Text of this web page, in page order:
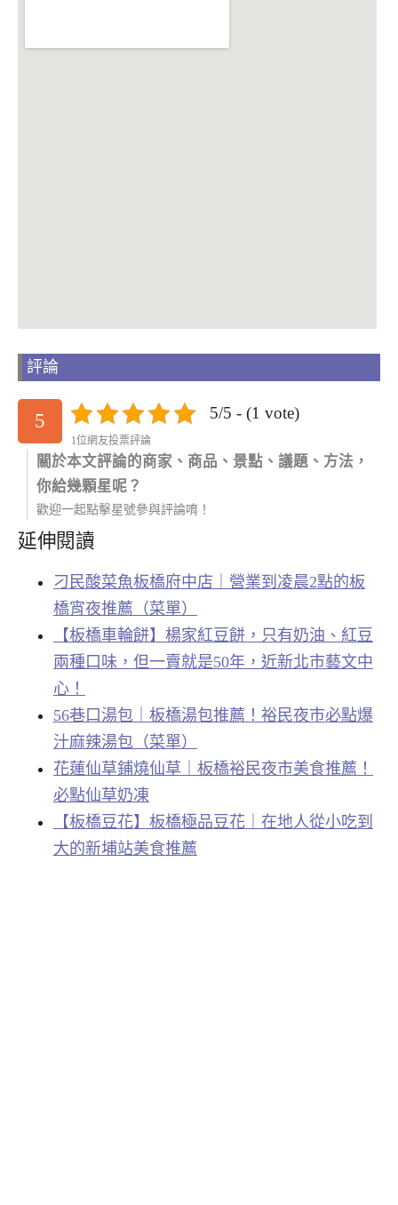
評論
5 5/5 - (1 vote)
1位網友投票評論
關於本文評論的商家、商品、景點、議題、方法，
你給幾顆星呢？
歡迎一起點擊星號參與評論唷！
延伸閱讀
刁民酸菜魚板橋府中店｜營業到凌晨2點的板
橋宵夜推薦（菜單）
【板橋車輪餅】楊家紅豆餅，只有奶油、紅豆
兩種口味，但一賣就是50年，近新北市藝文中
心！
56巷口湯包｜板橋湯包推薦！裕民夜市必點爆
汁麻辣湯包（菜單）
花蓮仙草鋪燒仙草｜板橋裕民夜市美食推薦！
必點仙草奶凍
【板橋豆花】板橋極品豆花｜在地人從小吃到
大的新埔站美食推薦